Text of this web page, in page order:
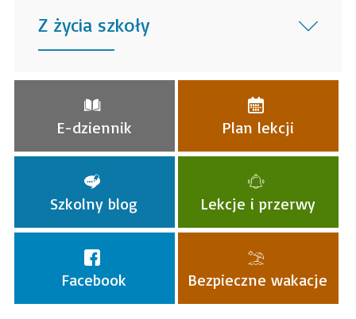
Z życia szkoły
______
E-dziennik Plan lekcji
Szkolny blog Lekcje i przerwy
Facebook Bezpieczne wakacje